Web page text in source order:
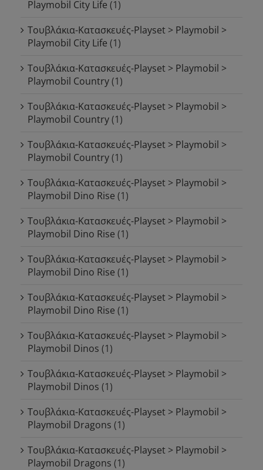
Playmobil City Life (1)
Τουβλάκια-Κατασκευές-Playset > Playmobil >
Playmobil City Life (1)
Τουβλάκια-Κατασκευές-Playset > Playmobil >
Playmobil Country(1)
Τουβλάκια-Κατασκευές-Playset > Playmobil >
Playmobil Country(1)
Τουβλάκια-Κατασκευές-Playset > Playmobil >
Playmobil Country(1)
Τουβλάκια-Κατασκευές-Playset > Playmobil >
Playmobil Dino Rise (1)
Τουβλάκια-Κατασκευές-Playset > Playmobil >
Playmobil Dino Rise (1)
Τουβλάκια-Κατασκευές-Playset > Playmobil >
Playmobil Dino Rise (1)
Τουβλάκια-Κατασκευές-Playset > Playmobil >
Playmobil Dino Rise (1)
Τουβλάκια-Κατασκευές-Playset > Playmobil >
Playmobil Dinos (1)
Τουβλάκια-Κατασκευές-Playset > Playmobil >
Playmobil Dinos (1)
Τουβλάκια-Κατασκευές-Playset > Playmobil >
Playmobil Dragons (1)
Τουβλάκια-Κατασκευές-Playset > Playmobil >
Playmobil Dragons (1)